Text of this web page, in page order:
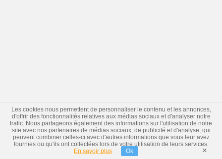
Les cookies nous permettent de personnaliser le contenu et les annonces,
d'offrir des fonctionnalités relatives aux médias sociaux et d'analyser notre
trafic. Nous partageons également des informations sur l'utilisation de notre
site avec nos partenaires de médias sociaux, de publicité et d'analyse, qui
peuvent combiner celles-ci avec d'autres informations que vous leur avez
fournies ou qu'ils ont collectées lors de votre utilisation de leurs services.
En savoir plus
Ok ×